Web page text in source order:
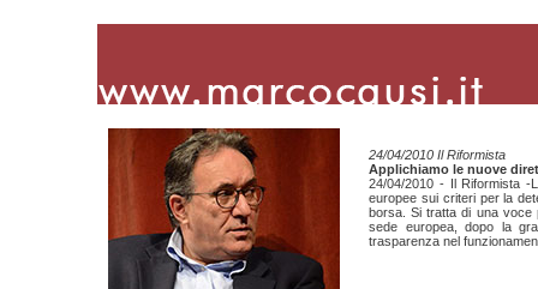
24/04/2010 Il Riformista
Applichiamo le nuove
24/04/2010 - Il Riformista -
europee sui criteri per la
borsa. Si tratta di una voce
sede europea, dopo la
trasparenza nel